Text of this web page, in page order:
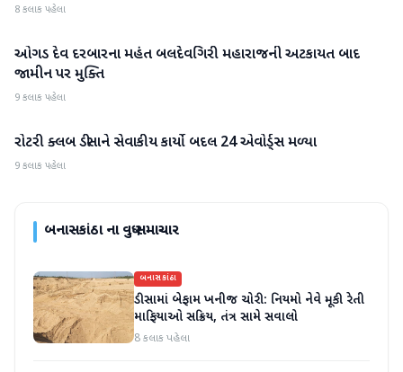
8 કલાક પહેલા
બનાસકાંઠા
ઓગડ દેવ દરબારના મહંત બલદેવગિરી મહારાજની અટકાયત બાદ
જામીન પર મુક્તિ
9 કલાક પહેલા
બનાસકાંઠા
રોટરી ક્લબ ડીસાને સેવાકીય કાર્યો બદલ 24 એવોર્ડ્સ મળ્યા
9 કલાક પહેલા
બનાસકાંઠાના વધુ સમાચાર
બનાસકાંઠા
ડીસામાં બેફામ ખનીજ ચોરી: નિયમો નેવે મૂકી રેતી
માફિયાઓ સક્રિય, તંત્ર સામે સવાલો
8 કલાક પહેલા